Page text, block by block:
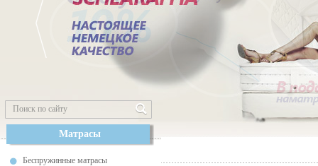
Матрасы
Беспружинные матрасы